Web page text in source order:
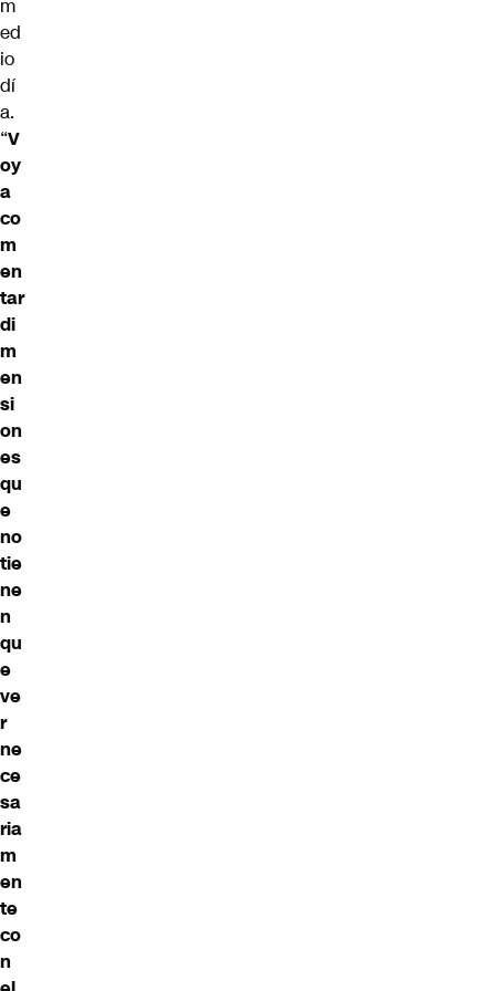
m
ed
io
dí
a.
“V
oy
a
co
m
en
tar
di
m
en
si
on
es
qu
e
no
tie
ne
n
qu
e
ve
r
ne
ce
sa
ria
m
en
te
co
n